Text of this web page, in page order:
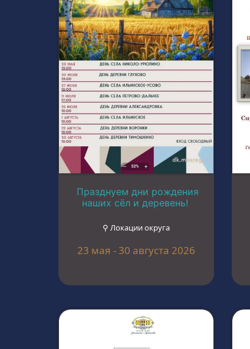
Празднуем дни рождения
наших сёл и деревень!
⚲ Локации округа
23 мая - 30 августа 2026